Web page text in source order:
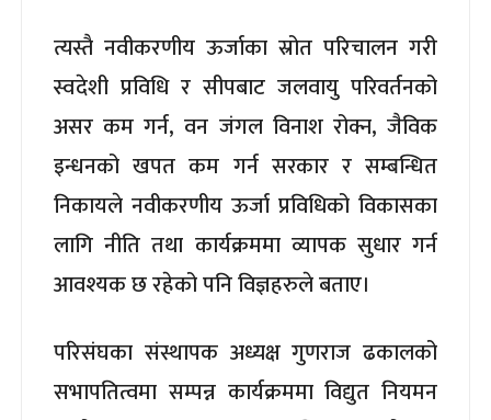
त्यस्तै नवीकरणीय ऊर्जाका स्रोत परिचालन गरी
स्वदेशी प्रविधि र सीपबाट जलवायु परिवर्तनको
असर कम गर्न, वन जंगल विनाश रोक्न, जैविक
इन्धनको खपत कम गर्न सरकार र सम्बन्धित
निकायले नवीकरणीय ऊर्जा प्रविधिको विकासका
लागि नीति तथा कार्यक्रममा व्यापक सुधार गर्न
आवश्यक छ रहेको पनि विज्ञहरुले बताए।
परिसंघका संस्थापक अध्यक्ष गुणराज ढकालको
सभापतित्वमा सम्पन्न कार्यक्रममा विद्युत नियमन